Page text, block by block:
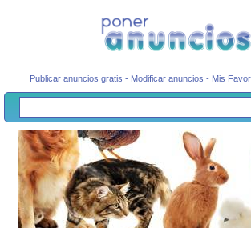
Publicar anuncios gratis - Modificar anuncios - Mis